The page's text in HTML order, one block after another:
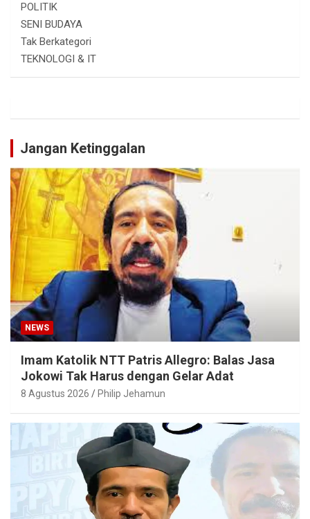
POLITIK
SENI BUDAYA
Tak Berkategori
TEKNOLOGI & IT
Jangan Ketinggalan
NEWS
Imam Katolik NTT Patris Allegro: Balas Jasa
Jokowi Tak Harus dengan Gelar Adat
8 Agustus 2026 Philip Jehamun